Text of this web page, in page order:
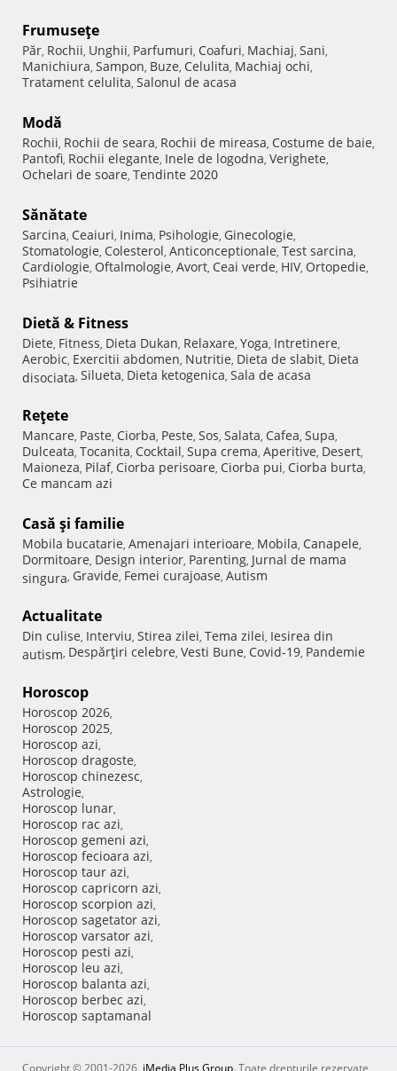
Frumuseţe
Păr, Rochii, Unghii, Parfumuri, Coafuri, Machiaj, Sani,
Manichiura, Sampon, Buze, Celulita, Machiaj ochi,
Tratament celulita, Salonul de acasa
Modă
Rochii, Rochii de seara, Rochii de mireasa, Costume de baie,
Pantofi, Rochii elegante, Inele de logodna, Verighete,
Ochelari de soare, Tendinte 2020
Sănătate
Sarcina, Ceaiuri, Inima, Psihologie, Ginecologie,
Stomatologie, Colesterol, Anticonceptionale, Test sarcina,
Cardiologie, Oftalmologie, Avort, Ceai verde, HIV, Ortopedie,
Psihiatrie
Dietă & Fitness
Diete, Fitness, Dieta Dukan, Relaxare, Yoga, Intretinere,
Aerobic, Exercitii abdomen, Nutritie, Dieta de slabit, Dieta
disociata, Silueta, Dieta ketogenica, Sala de acasa
Reţete
Mancare, Paste, Ciorba, Peste, Sos, Salata, Cafea, Supa,
Dulceata, Tocanita, Cocktail, Supa crema, Aperitive, Desert,
Maioneza, Pilaf, Ciorba perisoare, Ciorba pui, Ciorba burta,
Ce mancam azi
Casă şi familie
Mobila bucatarie, Amenajari interioare, Mobila, Canapele,
Dormitoare, Design interior, Parenting, Jurnal de mama
singura, Gravide, Femei curajoase, Autism
Actualitate
Din culise, Interviu, Stirea zilei, Tema zilei, Iesirea din
autism, Despărţiri celebre, Vesti Bune, Covid-19, Pandemie
Horoscop
Horoscop 2026,
Horoscop 2025,
Horoscop azi,
Horoscop dragoste,
Horoscop chinezesc,
Astrologie,
Horoscop lunar,
Horoscop rac azi,
Horoscop gemeni azi,
Horoscop fecioara azi,
Horoscop taur azi,
Horoscop capricorn azi,
Horoscop scorpion azi,
Horoscop sagetator azi,
Horoscop varsator azi,
Horoscop pesti azi,
Horoscop leu azi,
Horoscop balanta azi,
Horoscop berbec azi,
Horoscop saptamanal